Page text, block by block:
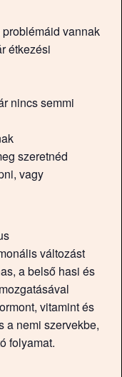
vannak
étkezési
nincs semmi
szeretnéd
vagy
változást
a belső hasi és
vitamint és
a nemi szervekbe,
folyamat.